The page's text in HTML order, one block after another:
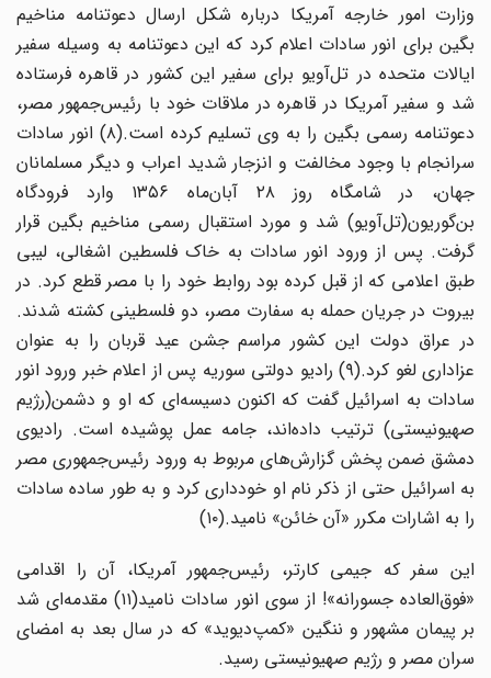
وزارت امور خارجه آمریکا درباره شکل ارسال دعوتنامه مناخیم
بگین برای انور سادات اعلام کرد که این دعوتنامه به وسیله سفیر
ایالات متحده در تل‌آویو برای سفیر این کشور در قاهره فرستاده
شد و سفیر آمریکا در قاهره در ملاقات خود با رئیس‌جمهور مصر،
دعوتنامه رسمی بگین را به وی تسلیم کرده است.(۸) انور سادات
سرانجام با وجود مخالفت و انزجار شدید اعراب و دیگر مسلمانان
جهان، در شامگاه روز ۲۸ آبان‌ماه ۱۳۵۶ وارد فرودگاه
بن‌گوریون(تل‌آویو) شد و مورد استقبال رسمی مناخیم بگین قرار
گرفت. پس از ورود انور سادات به خاک فلسطین اشغالی، لیبی
طبق اعلامی که از قبل کرده بود روابط خود را با مصر قطع کرد. در
بیروت در جریان حمله به سفارت مصر، دو فلسطینی کشته شدند.
در عراق دولت این کشور مراسم جشن عید قربان را به عنوان
عزاداری لغو کرد.(۹) رادیو دولتی سوریه پس از اعلام خبر ورود انور
سادات به اسرائیل گفت که اکنون دسیسه‌ای که او و دشمن(رژیم
صهیونیستی) ترتیب داده‌اند، جامه عمل پوشیده است. رادیوی
دمشق ضمن پخش گزارش‌های مربوط به ورود رئیس‌جمهوری مصر
به اسرائیل حتی از ذکر نام او خودداری کرد و به طور ساده سادات
را به اشارات مکرر «آن خائن» نامید.(۱۰)
این سفر که جیمی کارتر، رئیس‌جمهور آمریکا، آن را اقدامی
«فوق‌العاده جسورانه»! از سوی انور سادات نامید(۱۱) مقدمه‌ای شد
بر پیمان مشهور و ننگین «کمپ‌دیوید» که در سال بعد به امضای
سران مصر و رژیم‌ صهیونیستی رسید.